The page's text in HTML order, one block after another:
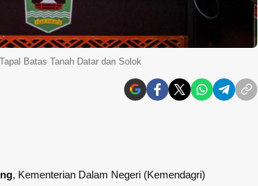
Batas Tanah Datar dan Solok
, Kementerian Dalam Negeri (Kemendagri)